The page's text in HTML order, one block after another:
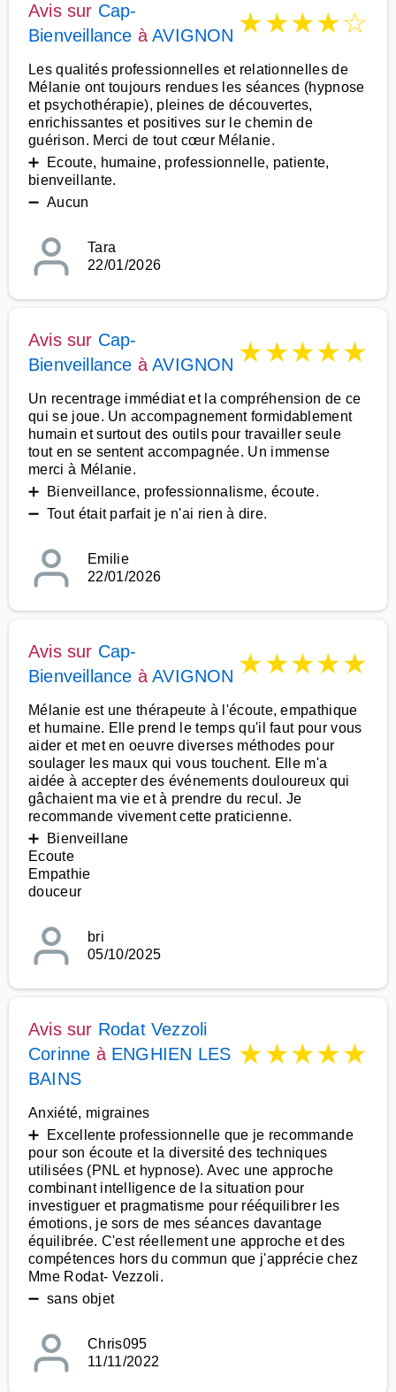
Avis sur Cap-
Bienveillance àAVIGNON ★★★★☆
Les qualités professionnelles et relationnelles de
Mélanie ont toujours rendues les séances (hypnose
et psychothérapie), pleines de découvertes,
enrichissantes et positives sur le chemin de
guérison. Merci de tout cœur Mélanie.
➕ Ecoute, humaine, professionnelle, patiente,
bienveillante.
➖ Aucun
Tara
22/01/2026
Avis sur Cap-
Bienveillance àAVIGNON ★★★★★
Un recentrage immédiat et la compréhension de ce
qui se joue. Un accompagnement formidablement
humain et surtout des outils pour travailler seule
tout en se sentent accompagnée. Un immense
merci à Mélanie.
➕ Bienveillance, professionnalisme, écoute.
➖ Tout était parfait je n'ai rien à dire.
Emilie
22/01/2026
Avis sur Cap-
Bienveillance àAVIGNON ★★★★★
Mélanie est une thérapeute à l'écoute, empathique
et humaine. Elle prend le temps qu'il faut pour vous
aider et met en oeuvre diverses méthodes pour
soulager les maux qui vous touchent. Elle m'a
aidée à accepter des événements douloureux qui
gâchaient ma vie et à prendre du recul. Je
recommande vivement cette praticienne.
➕ Bienveillane
Ecoute
Empathie
douceur
bri
05/10/2025
Avis sur Rodat Vezzoli
Corinne à ENGHIEN LES
BAINS
★★★★★
Anxiété, migraines
➕ Excellente professionnelle que je recommande
pour son écoute et la diversité des techniques
utilisées (PNL et hypnose). Avec une approche
combinant intelligence de la situation pour
investiguer et pragmatisme pour rééquilibrer les
émotions, je sors de mes séances davantage
équilibrée. C'est réellement une approche et des
compétences hors du commun que j'apprécie chez
Mme Rodat- Vezzoli.
➖ sans objet
Chris095
11/11/2022